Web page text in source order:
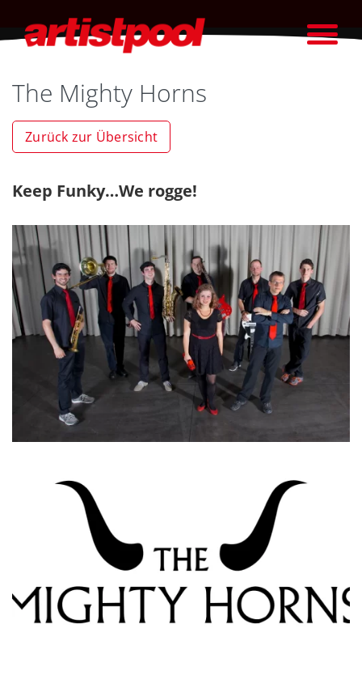
The Mighty Horns
Zurück zur Übersicht
Keep Funky…We rogge!